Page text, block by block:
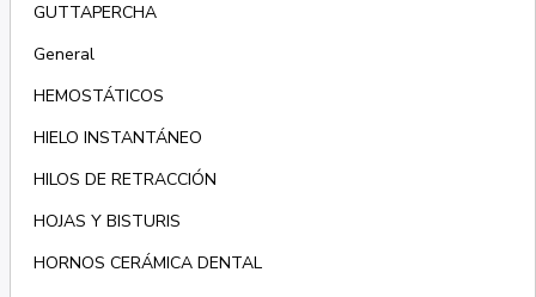
GUTTAPERCHA
General
HEMOSTÁTICOS
HIELO INSTANTÁNEO
HILOS DE RETRACCIÓN
HOJAS Y BISTURIS
HORNOS CERÁMICA DENTAL